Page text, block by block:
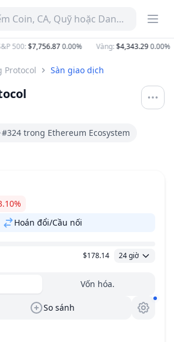
Coin, CA, Quỹ hoặc Danh mục
500:$7,756.870.00% Vàng:$4,343.290.00%
Protocol Sàn giao dịch
#324 trong Ethereum Ecosystem
Hoán đổi/Cầu nối
$178.14 24 giờ
Vốn hóa.
So sánh